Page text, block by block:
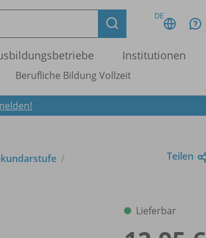
DE
Institutionen
Berufliche Bildung Vollzeit
Teilen
Lieferbar